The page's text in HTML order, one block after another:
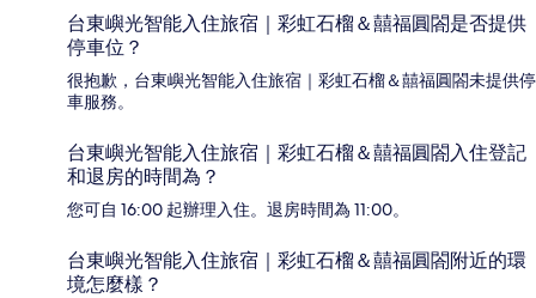
台東嶼光智能入住旅宿｜彩虹石榴＆囍福圓閤是否提供
停車位？
很抱歉，台東嶼光智能入住旅宿｜彩虹石榴＆囍福圓閤未提供停
車服務。
台東嶼光智能入住旅宿｜彩虹石榴＆囍福圓閤入住登記
和退房的時間為？
您可自 16:00 起辦理入住。退房時間為 11:00。
台東嶼光智能入住旅宿｜彩虹石榴＆囍福圓閤附近的環
境怎麼樣？